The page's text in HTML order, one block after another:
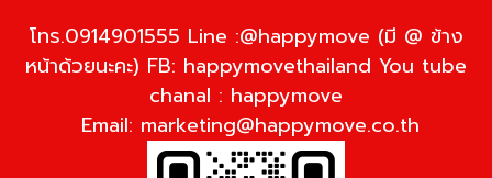
โทร.0914901555 Line :@happymove (มี @ ข้าง
หน้าด้วยนะคะ) FB: happymovethailand You tube
chanal : happymove
Email: marketing@happymove.co.th